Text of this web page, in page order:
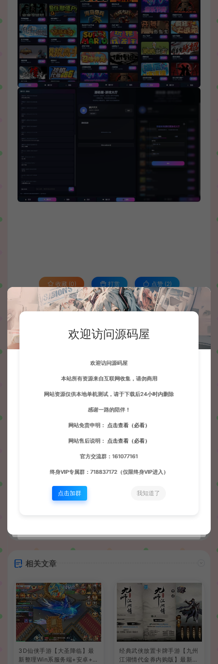
收藏 (0) 打赏 点赞 (2)
寄售资源
本站自用同款游戏大厅
生成海
卡牌回合手游【次元乱斗平台币内购完整版】最新整理单机一键即玩镜像端+Linux手工服务端+管理后台+GM授权后台+安卓苹果双端+前后端全套源码+详细搭建教程
相关文章
3D仙侠手游【大圣降临】最
新整理Win系服务端+安卓+C
经典武侠放置卡牌手游【九州
江湖情代金券内购版】最新整
欢迎访问源码屋
欢迎访问源码屋
本站所有资源来自互联网收集，请勿商用
网站资源仅供本地单机测试，请于下载后24小时内删除
感谢一路的陪伴！
网站免责申明： 点击查看（必看）
网站售后说明： 点击查看（必看）
官方交流群：161077161
终身VIP专属群：718837172（仅限终身VIP进入）
点击加群 我知道了